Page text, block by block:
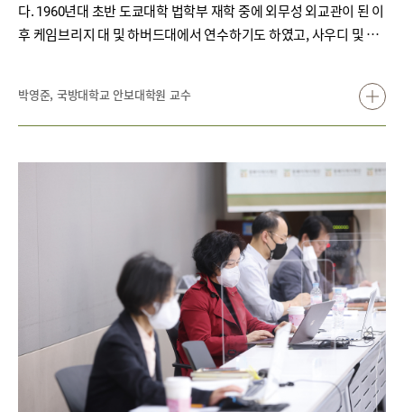
다. 1960년대 초반 도쿄대학 법학부 재학 중에 외무성 외교관이 된 이
후 케임브리지 대 및 하버드대에서 연수하기도 하였고, 사우디 및 타
정세를 분석하면서, 저술 활동을 통해 일본 외교 전략에 대한 제언을
활발하게 발신하기도 하였다. 다만 일본 동향에 어느 정도 익숙한 한
국인들 사이에서 오카자키 히사히코는 보수적인 평론가, 혹은 극우적
가 메이지 유신 이후 일본 역사를 재평가하려는 모임에 참가하였고,
기타오카 신이치北岡伸一 동경대 교수를 포함한 보통국가론자들의
사부적 역할을 하면서 아베 총리의 핵심적인 외교 안보 브레인으로도
활동하였기 때문에 이 같은 평가가 그다지 틀린 것은 아니다.
박영준, 국방대학교 안보대학원 교수